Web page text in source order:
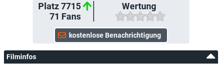
Platz 7715
71 Fans
Wertung
Filminfos